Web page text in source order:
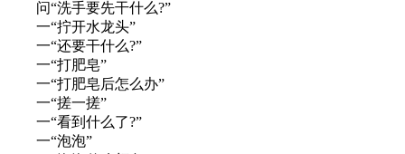
问“洗手要先干什么?”
一“拧开水龙头”
一“还要干什么?”
一“打肥皂”
一“打肥皂后怎么办”
一“搓一搓”
一“看到什么了?”
一“泡泡”